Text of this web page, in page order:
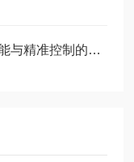
VFNC3C-4055P变频调速器工业节能与精准控制的革新产品